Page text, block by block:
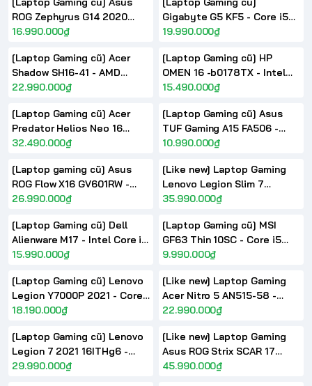
144Hz
RTX 4060 16inch FHD+
165Hz
ROG Zephyrus G14 2020
GA401IV Alan Walker Special
RTX 2060 14 inch FHD 144Hz
16.990.000₫
Gigabyte G5 KF5 - Core i5
13500H RAM 16GB SSD
19.990.000₫
[Laptop Gaming cũ] Acer
Shadow SH16-41 - AMD
Ryzen 7 7840H RAM 16GB
165Hz
22.990.000₫
[Laptop Gaming cũ] HP
OMEN 16 -b0178TX - Intel
Core i5 11400H RAM 16GB
16inch 144Hz
15.490.000₫
[Laptop Gaming cũ] Acer
Predator Helios Neo 16
PHN16-72 2024 - Core i7
RTX 4070 16inch 2K 240Hz
32.490.000₫
[Laptop Gaming cũ] Asus
TUF Gaming A15 FA506 -
Intel Core i5 10300H
144Hz
10.990.000₫
[Laptop gaming cũ] Asus
ROG Flow X16 GV601RW -
AMD Ryzen 9 6900HS RTX
Cảm ứng xoay 360 độ
26.990.000₫
[Like new] Laptop Gaming
Lenovo Legion Slim 7
Y9000X IRH8 - Core i9
inch 3K 165Hz
35.990.000₫
[Laptop Gaming cũ] Dell
Alienware M17 - Intel Core i7
9750H RAM 16GB GTX1660Ti
15.990.000₫
[Laptop Gaming cũ] MSI
GF63 Thin 10SC - Core i5
10300H RAM 16GB Nvidia
144Hz
9.990.000₫
[Laptop Gaming cũ] Lenovo
Legion Y7000P 2021 - Core
i7 11800H Nvidia RTX3050 Ti
18.190.000₫
[Like new] Laptop Gaming
Acer Nitro 5 AN515-58 -
Core i7 12650H GeForce RTX
22.990.000₫
[Laptop Gaming cũ] Lenovo
Legion 7 2021 16ITHg6 -
Core i7 11800H RAM 16GB
29.990.000₫
[Like new] Laptop Gaming
Asus ROG Strix SCAR 17
(2023) G733 - AMD Ryzen 9
45.990.000₫